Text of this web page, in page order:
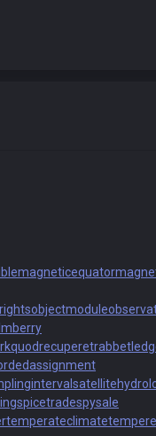
magneticequator
objectmodule
quodrecuperet
spicetradespysale
temperateclimate